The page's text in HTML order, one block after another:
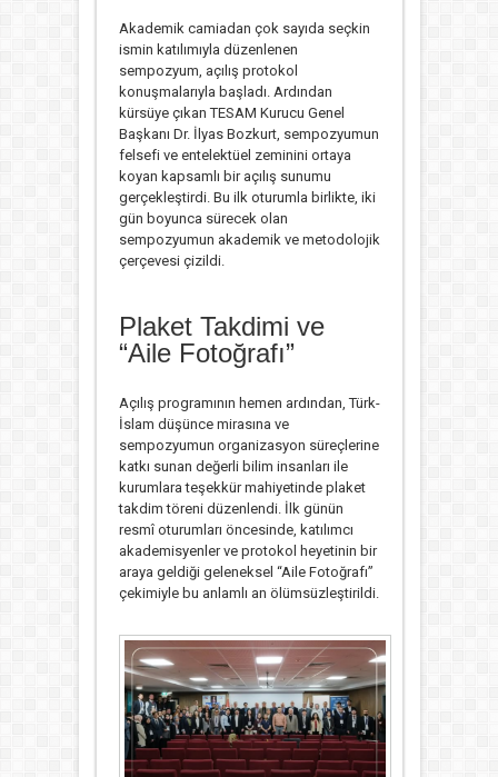
Akademik camiadan çok sayıda seçkin
ismin katılımıyla düzenlenen
sempozyum, açılış protokol
konuşmalarıyla başladı. Ardından
kürsüye çıkan TESAM Kurucu Genel
Başkanı Dr. İlyas Bozkurt, sempozyumun
felsefi ve entelektüel zeminini ortaya
koyan kapsamlı bir açılış sunumu
gerçekleştirdi. Bu ilk oturumla birlikte, iki
gün boyunca sürecek olan
sempozyumun akademik ve metodolojik
çerçevesi çizildi.
Plaket Takdimi ve
“Aile Fotoğrafı”
Açılış programının hemen ardından, Türk-
İslam düşünce mirasına ve
sempozyumun organizasyon süreçlerine
katkı sunan değerli bilim insanları ile
kurumlara teşekkür mahiyetinde plaket
takdim töreni düzenlendi. İlk günün
resmî oturumları öncesinde, katılımcı
akademisyenler ve protokol heyetinin bir
araya geldiği geleneksel “Aile Fotoğrafı”
çekimiyle bu anlamlı an ölümsüzleştirildi.